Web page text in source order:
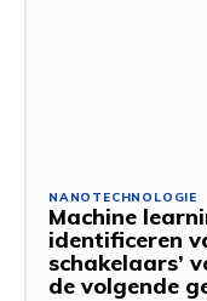
NANOTECHNOLOGIE
Machine
identificeren
schakelaars’
de volgende